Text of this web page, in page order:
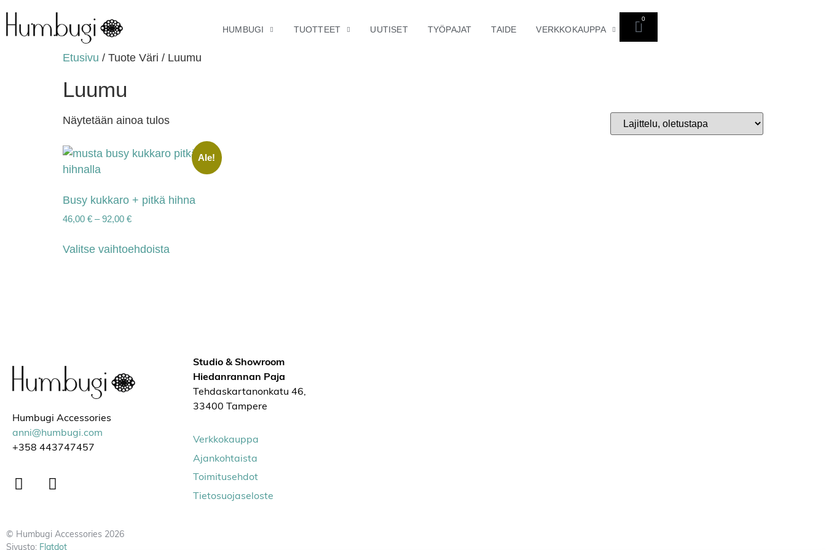
HUMBUGI TUOTTEET UUTISET TYÖPAJAT TAIDE VERKKOKAUPPA
0
Etusivu / Tuote Väri / Luumu
Luumu
Näytetään ainoa tulos
Ale!
Busy kukkaro + pitkä hihna
46,00 € – 92,00 €
Valitse vaihtoehdoista
Humbugi Accessories
anni@humbugi.com
+358 443747457
Studio & Showroom
Hiedanrannan Paja
Tehdaskartanonkatu 46,
33400 Tampere
Verkkokauppa
Ajankohtaista
Toimitusehdot
Tietosuojaseloste
© Humbugi Accessories 2026
Sivusto: Flatdot